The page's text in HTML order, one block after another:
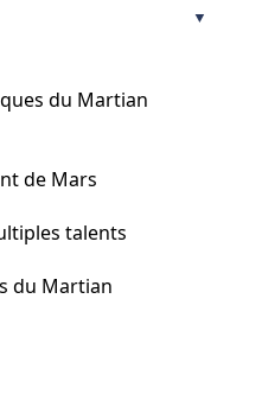
du Martian
de Mars
talents
du Martian